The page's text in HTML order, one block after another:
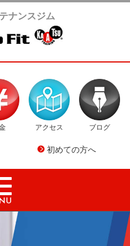
ナンスジム
アクセス ブログ
初めての方へ